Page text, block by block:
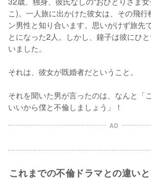
こ)。一人旅に出かけた彼女は、その飛行
ン男性と知り合います。思いがけず旅先
とになった2人。しかし、鐘子は彼にひ
いました。
それは、彼女が既婚者だということ。
それを聞いた男が言ったのは、なんと「
いいから僕と不倫しましょう」！
AD
これまでの不倫ドラマとの違いと